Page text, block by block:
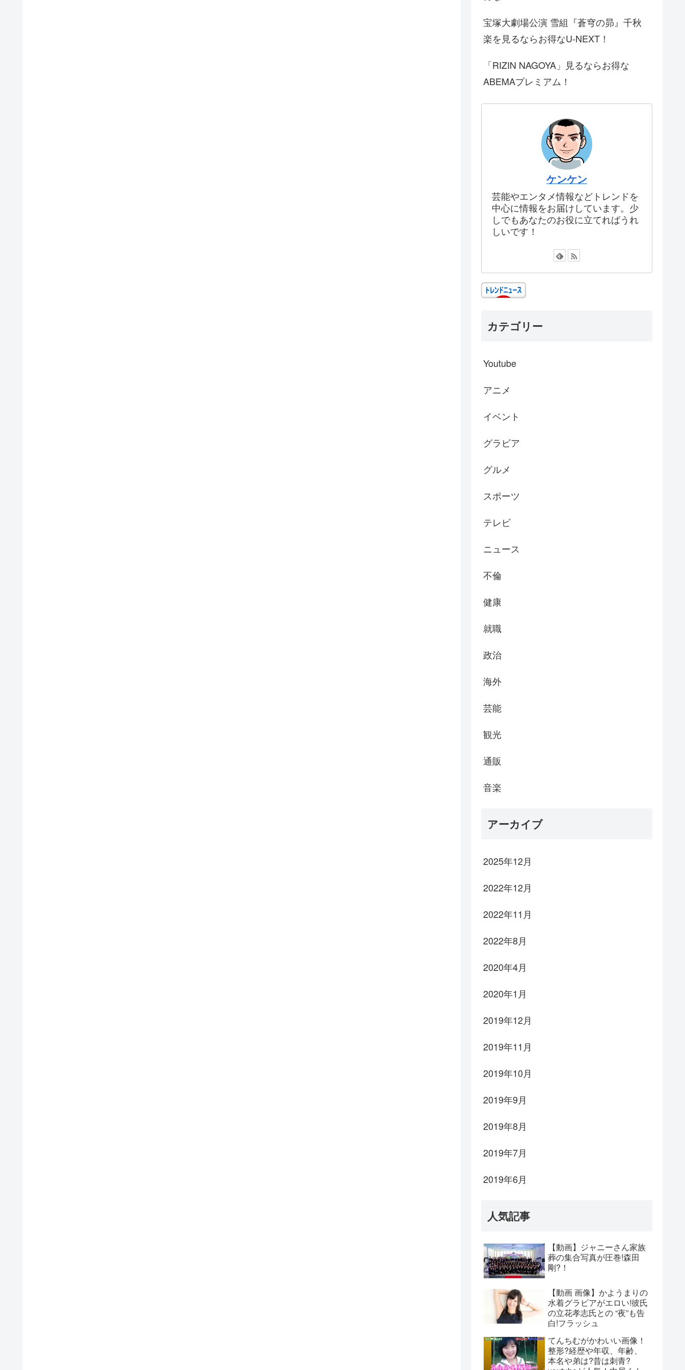
宝塚大劇場公演 雪組『蒼穹の昴』千秋
楽を見るならお得なU-NEXT！
「RIZIN NAGOYA」見るならお得な
ABEMAプレミアム！
ケンケン
芸能やエンタメ情報などトレンドを
中心に情報をお届けしています。少
しでもあなたのお役に立てればうれ
しいです！
カテゴリー
Youtube
アニメ
イベント
グラビア
グルメ
スポーツ
テレビ
ニュース
不倫
健康
就職
政治
海外
芸能
観光
通販
音楽
アーカイブ
2025年12月
2022年12月
2022年11月
2022年8月
2020年4月
2020年1月
2019年12月
2019年11月
2019年10月
2019年9月
2019年8月
2019年7月
2019年6月
人気記事
【動画】ジャニーさん家族
葬の集合写真が圧巻!森田
剛?！
【動画 画像】かようまりの
水着グラビアがエロい!彼氏
の立花孝志氏との “夜”も告
白!フラッシュ
てんちむがかわいい画像！
整形?経歴や年収、年齢、
本名や弟は?昔は刺青?